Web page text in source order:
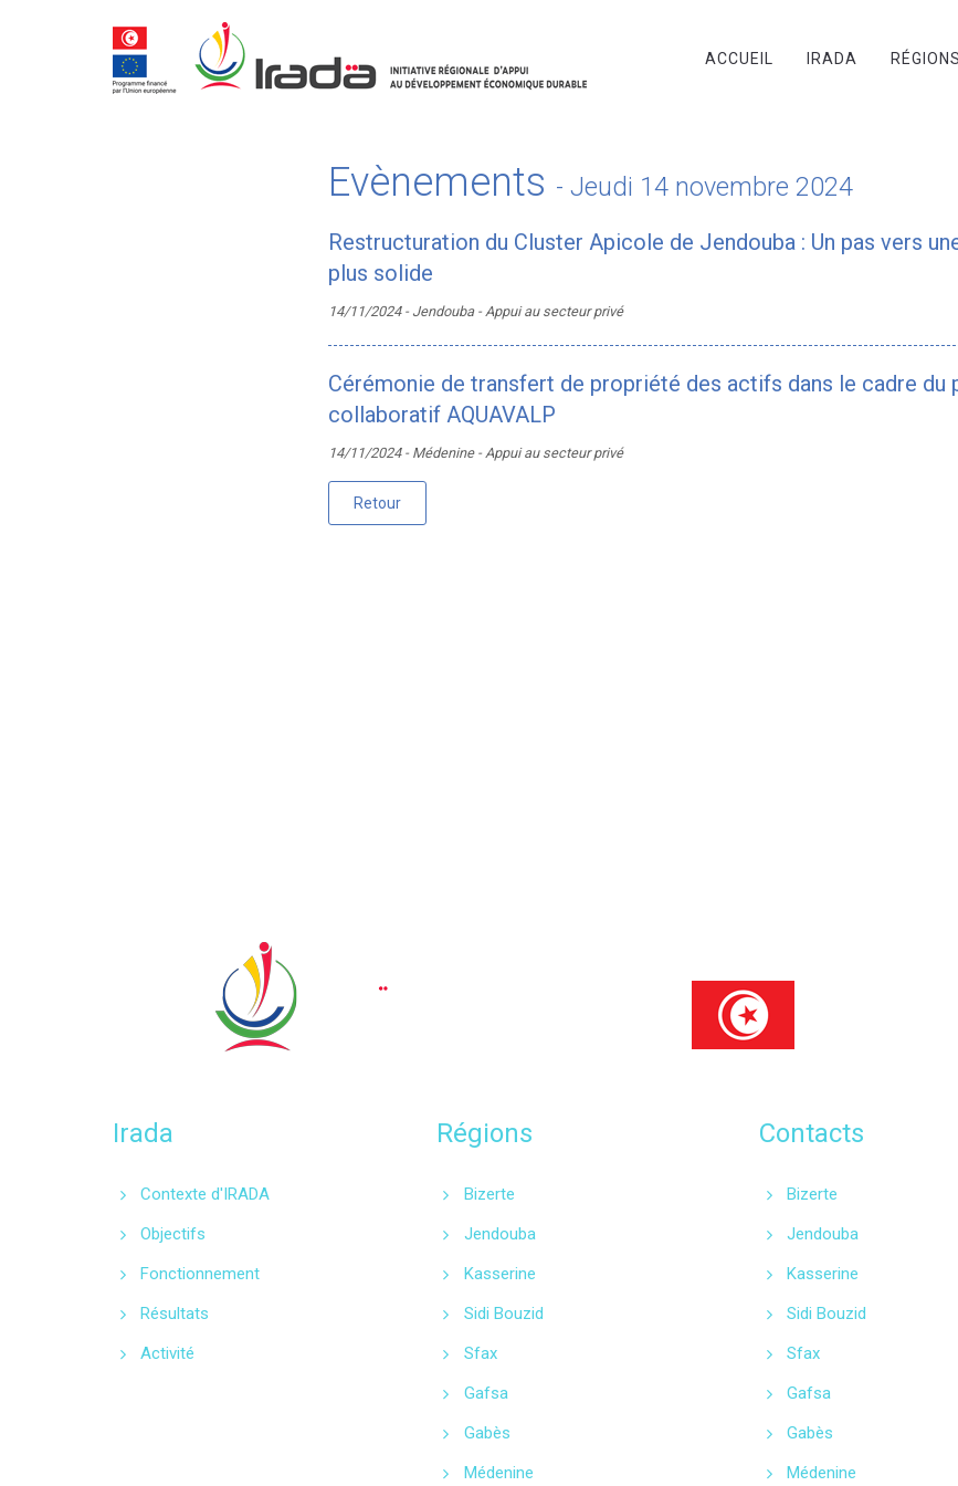
ACCUEIL IRADA RÉGIONS
Evènements - Jeudi 14 novembre 2024
Restructuration du Cluster Apicole de Jendouba : Un pas vers
plus solide
14/11/2024 - Jendouba - Appui au secteur privé
Cérémonie de transfert de propriété des actifs dans le cadre du
collaboratif AQUAVALP
14/11/2024 - Médenine - Appui au secteur privé
Retour
Irada
Contexte d'IRADA
Objectifs
Fonctionnement
Résultats
Activité
Régions
Bizerte
Jendouba
Kasserine
Sidi Bouzid
Sfax
Gafsa
Gabès
Médenine
Contacts
Bizerte
Jendouba
Kasserine
Sidi Bouzid
Sfax
Gafsa
Gabès
Médenine